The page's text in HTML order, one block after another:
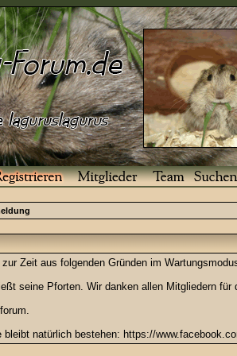
Zeit aus folgenden Gründen im
seine Pforten. Wir danken allen Mitgliedern
bleibt natürlich bestehen: https://